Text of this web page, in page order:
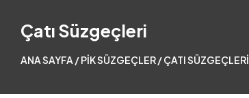
Çatı Süzgeçleri
ANA SAYFA /PIK SÜZGEÇLER/ ÇATI SÜZGEÇLERI